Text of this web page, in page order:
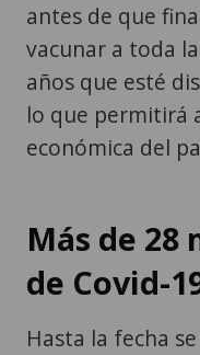
antes de que
vacunar a toda
años que esté
lo que permitirá
económica del
Más de 28
de Covid-
Hasta la fecha